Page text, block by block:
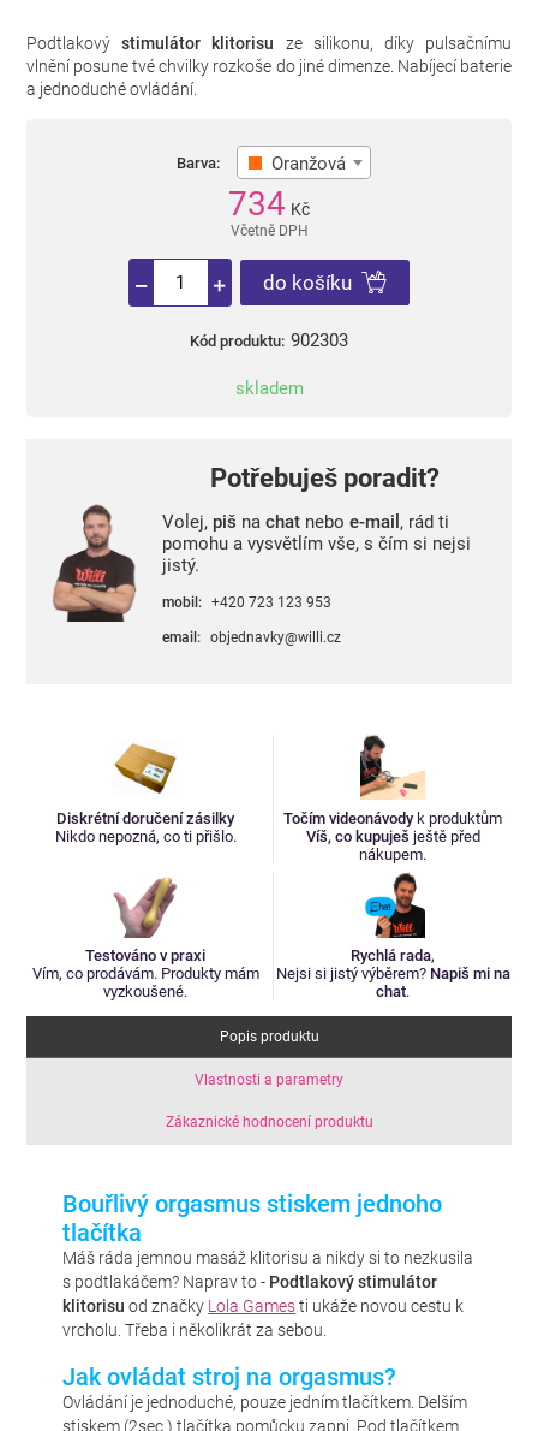
Podtlakovýstimulátor klitorisu ze silikonu, díky pulsačnímu
vlnění posune tvé chvilky rozkoše do jiné dimenze. Nabíjecí baterie
a jednoduché ovládání.
Barva: Oranžová
734 Kč
Včetně DPH
do košíku
Kód produktu: 902303
skladem
Potřebuješ poradit?
Volej, piš na chatnebo e-mail , rád ti
pomohu a vysvětlím vše, s čím si nejsi
jistý.
mobil: +420 723 123 953
email: objednavky@willi.cz
Diskrétní doručení zásilky
Nikdo nepozná, co ti přišlo.
Točím videonávody k produktům
Víš, co kupuješ ještě před
nákupem.
Testováno v praxi
Vím, co prodávám. Produkty mám
vyzkoušené.
Rychlá rada,
Nejsi si jistý výběrem? Napiš mi na
chat.
Popis produktu
Vlastnosti a parametry
Zákaznické hodnocení produktu
Bouřlivý orgasmus stiskem jednoho
tlačítka
Máš ráda jemnou masáž klitorisu a nikdy si to nezkusila
s podtlakáčem? Naprav to - Podtlakový stimulátor
klitorisu od značky Lola Gamesti ukáže novou cestu k
vrcholu. Třeba i několikrát za sebou.
Jak ovládat stroj na orgasmus?
Ovládání je jednoduché, pouze jedním tlačítkem. Delším